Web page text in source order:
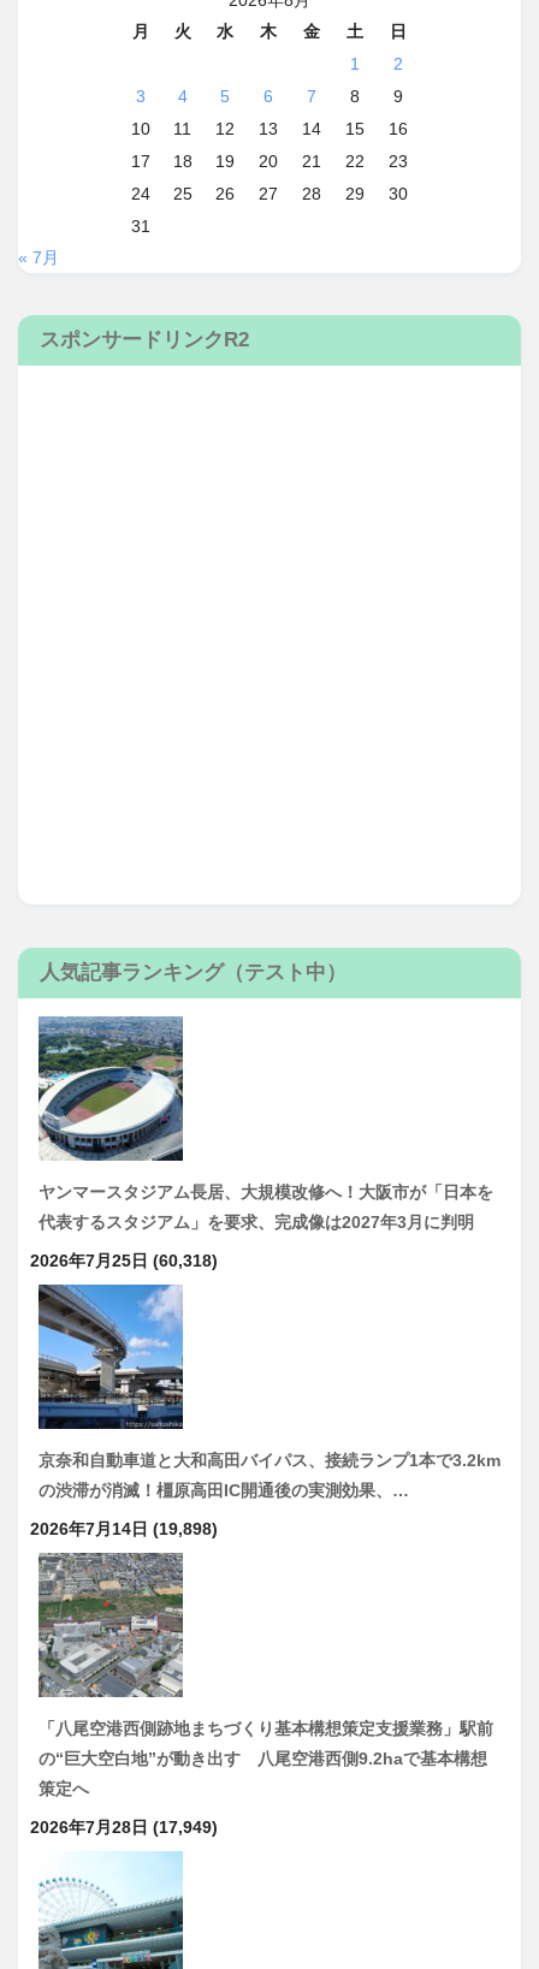
月
火 水 木 金 土
日
1
2
3
4 5 6 7 8
9
10
11 12 13 14 15
16
17
18 19 20 21 22
23
24
25 26 27 28 29
30
31
« 7月
スポンサードリンクR2
人気記事ランキング（テスト中）
ヤンマースタジアム長居、大規模改修へ！大阪市が「日本を
代表するスタジアム」を要求、完成像は2027年3月に判明
2026年7月25日 (60,318)
京奈和自動車道と大和高田バイパス、接続ランプ1本で3.2km
の渋滞が消滅！橿原高田IC開通後の実測効果、…
2026年7月14日 (19,898)
「八尾空港西側跡地まちづくり基本構想策定支援業務」駅前
の“巨大空白地”が動き出す 八尾空港西側9.2haで基本構想
策定へ
2026年7月28日 (17,949)